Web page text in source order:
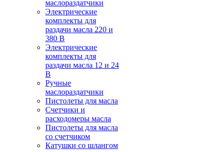
маслораздатчики
Электрические
комплекты для
раздачи масла 220 и
380 В
Электрические
комплекты для
раздачи масла 12 и 24
В
Ручные
маслораздатчики
Пистолеты для масла
Счетчики и
расходомеры масла
Пистолеты для масла
со счетчиком
Катушки со шлангом